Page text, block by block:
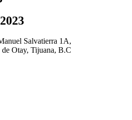
Salvatierra 1A,
de Otay, Tijuana, B.C